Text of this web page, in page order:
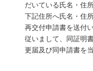
だいている氏名・住
下記住所へ氏名・住
再交付申請書を送付
従いまして、同証明
更届及び同申請書を